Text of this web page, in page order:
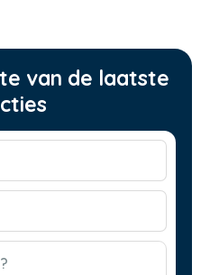
van de laatste